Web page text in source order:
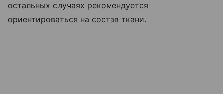
остальных случаях рекомендуется
ориентироваться на состав ткани.